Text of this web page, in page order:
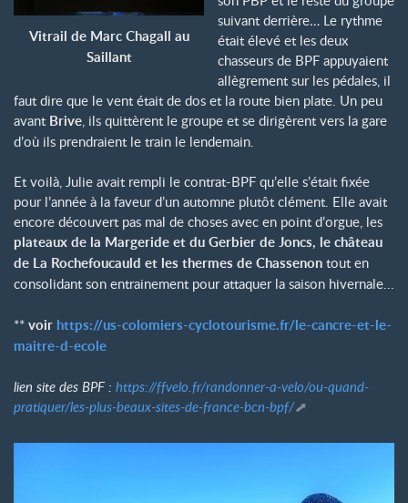
Vitrail de Marc Chagall au
Saillant
suivant derrière… Le rythme
était élevé et les deux
chasseurs de BPF appuyaient
allègrement sur les pédales, il
faut dire que le vent était de dos et la route bien plate. Un peu
avant Brive , ils quittèrent le groupe et se dirigèrent vers la gare
d’où ils prendraient le train le lendemain.
Et voilà, Julie avait rempli le contrat-BPF qu’elle s’était fixée
pour l’année à la faveur d’un automne plutôt clément. Elle avait
encore découvert pas mal de choses avec en point d’orgue, les
plateaux de la Margeride et du Gerbier de Joncs, le château
de La Rochefoucauld et les thermes de Chassenon tout en
consolidant son entrainement pour attaquer la saison hivernale...
** voir https://us-colomiers-cyclotourisme.fr/le-cancre-et-le-
maitre-d-ecole
lien site des BPF : https://ffvelo.fr/randonner-a-velo/ou-quand-
pratiquer/les-plus-beaux-sites-de-france-bcn-bpf/